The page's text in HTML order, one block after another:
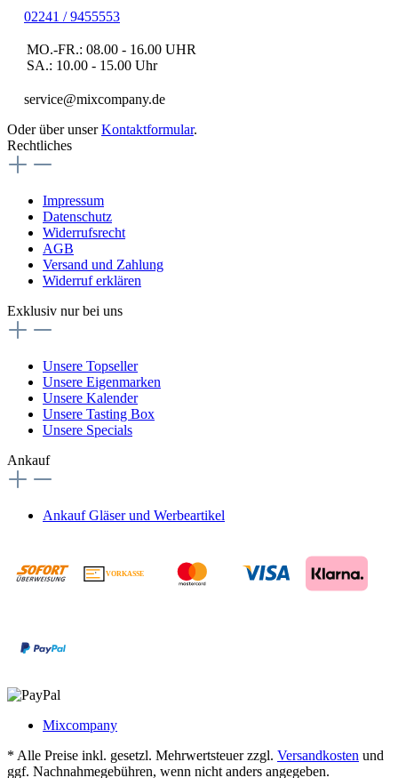
02241 / 9455553
MO.-FR.: 08.00 - 16.00 UHR
SA.: 10.00 - 15.00 Uhr
service@mixcompany.de
Oder über unserKontaktformular.
Rechtliches
Impressum
Datenschutz
Widerrufsrecht
AGB
Versand und Zahlung
Widerruf erklären
Exklusiv nur bei uns
Unsere Topseller
Unsere Eigenmarken
Unsere Kalender
Unsere Tasting Box
Unsere Specials
Ankauf
Ankauf Gläser und Werbeartikel
VORKASSE
Mixcompany
* Alle Preise inkl. gesetzl. Mehrwertsteuer zzgl. Versandkosten und
ggf. Nachnahmegebühren, wenn nicht anders angegeben.